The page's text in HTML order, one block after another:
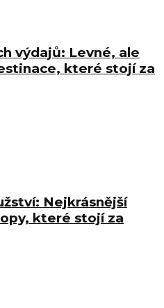
výdajů: Levné, ale
které stojí za
Nejkrásnější
které stojí za